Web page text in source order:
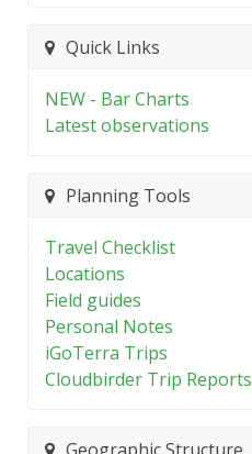
Quick Links
NEW - Bar Charts
Latest observations
Planning Tools
Travel Checklist
Locations
Field guides
Personal Notes
iGoTerra Trips
Cloudbirder Trip Reports
Geographic Structure